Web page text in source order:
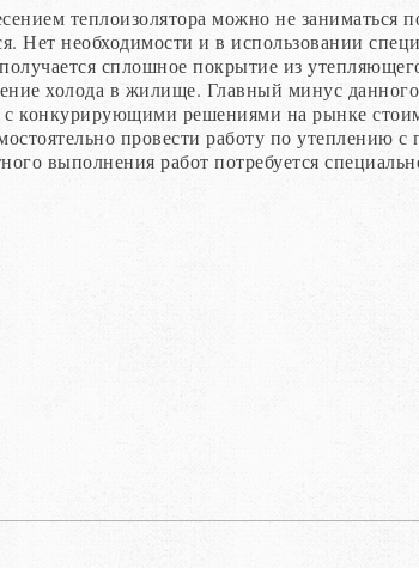
теплоизолятора можно не заниматься
Нет необходимости и в использовании
сплошное покрытие из
холода в жилище. Главный минус
конкурирующими решениями на рынке
провести работу по утеплению
выполнения работ потребуется